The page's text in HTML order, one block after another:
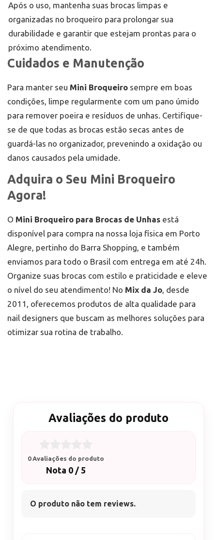
Após o uso, mantenha suas brocas limpas e
organizadas no broqueiro para prolongar sua
durabilidade e garantir que estejam prontas para o
próximo atendimento.
Cuidados e Manutenção
Para manter seu Mini Broqueiro sempre em boas
condições, limpe regularmente com um pano úmido
para remover poeira e resíduos de unhas. Certifique-
se de que todas as brocas estão secas antes de
guardá-las no organizador, prevenindo a oxidação ou
danos causados pela umidade.
Adquira o Seu Mini Broqueiro
Agora!
O Mini Broqueiro para Brocas de Unhas está
disponível para compra na nossa loja física em Porto
Alegre, pertinho do Barra Shopping, e também
enviamos para todo o Brasil com entrega em até 24h.
Organize suas brocas com estilo e praticidade e eleve
o nível do seu atendimento! No Mix da Jo, desde
2011, oferecemos produtos de alta qualidade para
nail designers que buscam as melhores soluções para
otimizar sua rotina de trabalho.
Avaliações do produto
0 Avaliações do produto
Nota 0 / 5
O produto não tem reviews.